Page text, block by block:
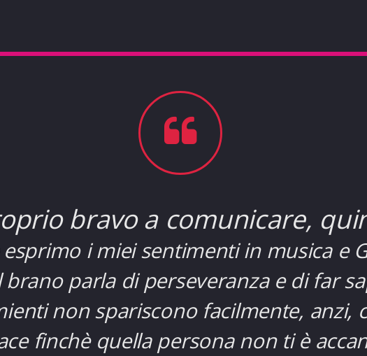
bravo a comunicare,
i miei sentimenti in musica e
parla di perseveranza e di far
non spariscono facilmente, anzi,
finchè quella persona non ti è